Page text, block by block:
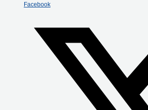
Facebook